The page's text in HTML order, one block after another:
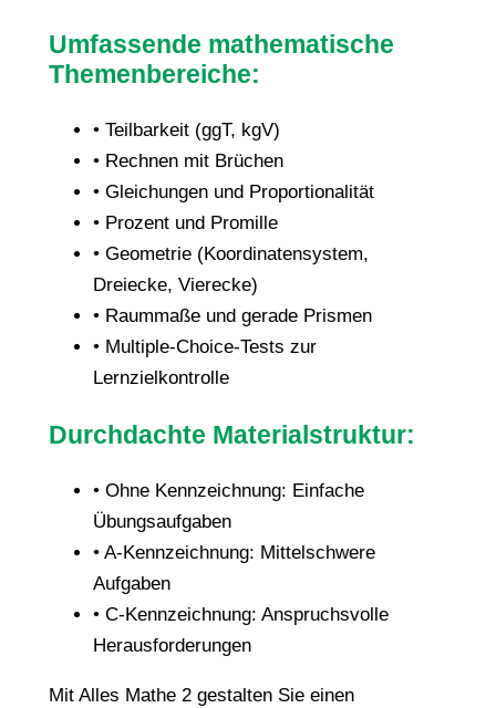
Umfassende mathematische
Themenbereiche:
• Teilbarkeit (ggT, kgV)
• Rechnen mit Brüchen
• Gleichungen und Proportionalität
• Prozent und Promille
• Geometrie (Koordinatensystem,
Dreiecke, Vierecke)
• Raummaße und gerade Prismen
• Multiple-Choice-Tests zur
Lernzielkontrolle
Durchdachte Materialstruktur:
• Ohne Kennzeichnung: Einfache
Übungsaufgaben
• A-Kennzeichnung: Mittelschwere
Aufgaben
• C-Kennzeichnung: Anspruchsvolle
Herausforderungen
Mit Alles Mathe 2 gestalten Sie einen